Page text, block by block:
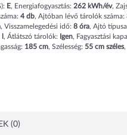
E, Energiafogyasztás: 262 kWh/év,
4 db, Ajtóban lévő tárolók száma:
, Visszamelegedési idő: 8 óra, Ajtó
, Átlátszó tárolók: Igen, Fagyasztási
185 cm, Szélesség: 55 cmszéles,
(0)